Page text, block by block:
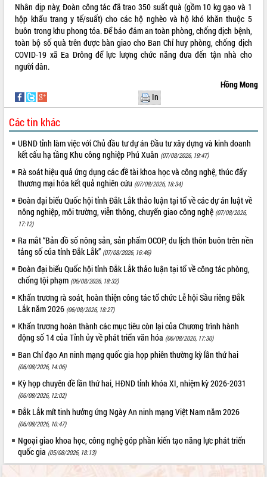
Lễ truy điệu và an táng hài cốt liệt sĩ
tại Nghĩa trang Liệt sĩ xã Sơn Hòa
Bàn giải pháp tháo gỡ khó khăn trong
xuất khẩu sầu riêng và triển khai quy
định EUDR
Thứ trưởng Bộ Nông nghiệp và Môi
vùng trồng và doanh nghiệp đóng gói
sầu riêng tại Đắk Lắk
Trình diễn nghệ thuật chế biến các
Đắk Lắk công bố Quy hoạch và xúc
tiến đầu tư tỉnh
Ngành cá ngừ Đắk Lắk chủ động thích
ứng để giữ vững thị trường xuất khẩu
Diễn đàn Kinh tế tư nhân Việt Nam đột
phá cơ chế - Hợp tác công tư
Đề án 06 tạo bước ngoặt đột phá trong
cải cách hành chính tỉnh Đắk Lắk
Kết nối tour, đẩy mạnh chuyển đổi số
để phát triển du lịch Đắk Lắk
Khởi động Dự án Đầu tư xây dựng hạ
tầng kỹ thuật Cụm công nghiệp Tân
Tiến
Gặp mặt các cơ quan báo chí nhân Kỷ
niệm 101 năm Ngày Báo chí Cách
Đắk Lắk sơ kết 4 năm triển khai thực
hiện Đề án 06 của Chính phủ
Họp báo thông tin về Hội nghị Công bố
Quy hoạch và Xúc tiến đầu tư tỉnh Đắk
Lắk
Khơi thông điểm nghẽn, đẩy nhanh
giải ngân vốn khắc phục thiên tai
HĐND tỉnh thông qua điều chỉnh Quy
hoạch tỉnh thời kỳ 2021-2030
Hôm nay: 21986
Tất cả: 66067309
Nhân dịp này, Đoàn công tác đã trao 350 suất quà (gồm 10 kg gạo và 1
hộp khẩu trang y tế/suất) cho các hộ nghèo và hộ khó khăn thuộc 5
buôn trong khu phong tỏa. Để bảo đảm an toàn phòng, chống dịch bệnh,
toàn bộ số quà trên được bàn giao cho Ban Chỉ huy phòng, chống dịch
COVID-19 xã Ea Drông để lực lượng chức năng đưa đến tận nhà cho
người dân.
Hồng Mong
In
Các tin khác
UBND tỉnh làm việc với Chủ đầu tư dự án Đầu tư xây dựng và kinh doanh
kết cấu hạ tầng Khu công nghiệp Phú Xuân (07/08/2026, 19:47)
Rà soát hiệu quả ứng dụng các đề tài khoa học và công nghệ, thúc đẩy
thương mại hóa kết quả nghiên cứu (07/08/2026, 18:34)
Đoàn đại biểu Quốc hội tỉnh Đắk Lắk thảo luận tại tổ về các dự án luật về
nông nghiệp, môi trường, viễn thông, chuyển giao công nghệ (07/08/2026,
17:12)
Ra mắt “Bản đồ số nông sản, sản phẩm OCOP, du lịch thôn buôn trên nền
tảng số của tỉnh Đắk Lắk” (07/08/2026, 16:46)
Đoàn đại biểu Quốc hội tỉnh Đắk Lắk thảo luận tại tổ về công tác phòng,
chống tội phạm (06/08/2026, 18:32)
Khẩn trương rà soát, hoàn thiện công tác tổ chức Lễ hội Sầu riêng Đắk
Lắk năm 2026 (06/08/2026, 18:27)
Khẩn trương hoàn thành các mục tiêu còn lại của Chương trình hành
động số 14 của Tỉnh ủy về phát triển văn hóa (06/08/2026, 17:30)
Ban Chỉ đạo An ninh mạng quốc gia họp phiên thường kỳ lần thứ hai
(06/08/2026, 14:06)
Kỳ họp chuyên đề lần thứ hai, HĐND tỉnh khóa XI, nhiệm kỳ 2026-2031
(06/08/2026, 12:02)
Đắk Lắk mít tinh hưởng ứng Ngày An ninh mạng Việt Nam năm 2026
(06/08/2026, 10:47)
Ngoại giao khoa học, công nghệ góp phần kiến tạo năng lực phát triển
quốc gia (05/08/2026, 18:13)